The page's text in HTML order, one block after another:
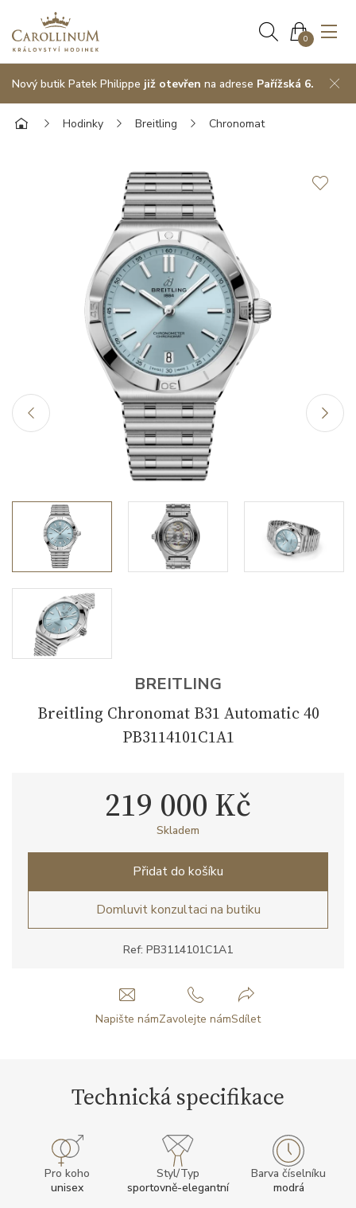
0
Nový butik Patek Philippe již otevřen na adrese Pařížská 6.
Hodinky Breitling Chronomat
BREITLING
Breitling Chronomat B31 Automatic 40
PB3114101C1A1
Ref: PB3114101C1A1
219 000 Kč
Skladem
Přidat do košíku
Domluvit konzultaci na butiku
Napište námZavolejte námSdílet
Technická specifikace
Pro koho
unisex
Styl/Typ
sportovně-elegantní
Barva číselníku
modrá